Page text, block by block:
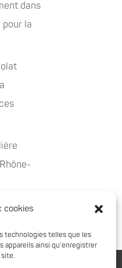
cookies
technologies telles que les
appareils ainsi qu'enregistrer
dans
pour la